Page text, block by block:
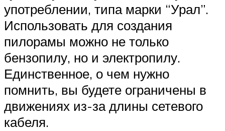
употреблении, типа марки “Урал”.
Использовать для создания
пилорамы можно не только
бензопилу, но и электропилу.
Единственное, о чем нужно
помнить, вы будете ограничены в
движениях из-за длины сетевого
кабеля.